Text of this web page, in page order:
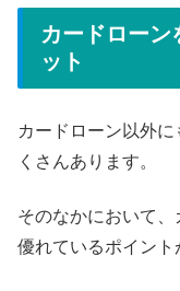
カードローン
ット
カードローン以外
くさんあります。
そのなかにおいて
優れているポイント